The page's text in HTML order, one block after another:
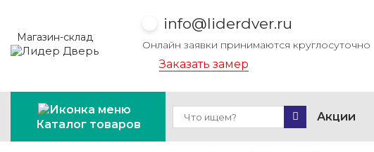
Магазин-склад
info@liderdver.ru
Онлайн заявки принимаются круглосуточно
Заказать замер
Каталог товаров
Акции